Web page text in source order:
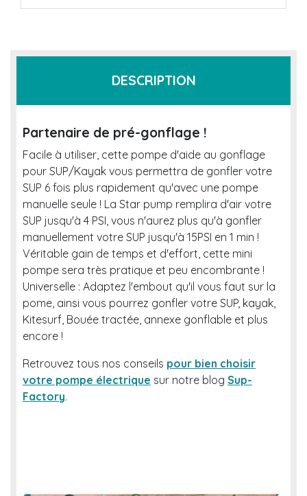
DESCRIPTION
Partenaire de pré-gonflage !
Facile à utiliser, cette pompe d'aide au gonflage
pour SUP/Kayak vous permettra de gonfler votre
SUP 6 fois plus rapidement qu'avec une pompe
manuelle seule ! La Star pump remplira d'air votre
SUP jusqu'à 4 PSI, vous n'aurez plus qu'à gonfler
manuellement votre SUP jusqu'à 15PSI en 1 min !
Véritable gain de temps et d'effort, cette mini
pompe sera très pratique et peu encombrante !
Universelle : Adaptez l'embout qu'il vous faut sur la
pome, ainsi vous pourrez gonfler votre SUP, kayak,
Kitesurf, Bouée tractée, annexe gonflable et plus
encore !
Retrouvez tous nos conseils pour bien choisir
votre pompe électrique sur notre blog Sup-
Factory.